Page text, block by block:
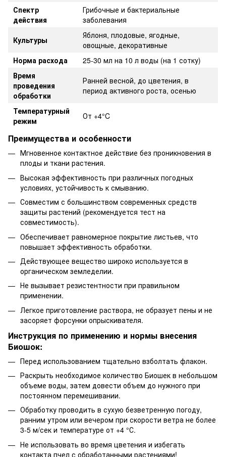
Спектр
действия
Грибочные и бактериальные
заболевания
Культуры
Яблоня, плодовые, ягодные,
овощные, декоративные
Норма расхода
25-30 мл на 10 л воды (на 1 сотку)
Время
проведения
обработки
Ранней весной, до цветения, в
период активного роста, осенью
Температурный
режим
От +4°C
Преимущества и особенности
Мгновенное контактное действие без проникновения в
плоды и ткани растения.
Высокая эффективность при различных погодных
условиях, устойчивость к смыванию.
Совместим с большинством современных средств
защиты растений (рекомендуется тест на
совместимость).
Обеспечивает равномерное покрытие листьев, что
повышает эффективность обработки.
Действующее вещество широко используется в
органическом земледелии.
Не вызывает резистентности при правильном
применении.
Легкое приготовление раствора, не образует пены и не
засоряет форсунки опрыскивателя.
Инструкция по применению и нормы внесения
Биошок:
Перед использованием тщательно взболтать флакон.
Раскрыть необходимое количество Биошек в небольшом
объеме воды, затем довести объем до нужного при
постоянном перемешивании.
Обработку проводить в сухую безветренную погоду,
ранним утром или вечером при скорости ветра не более
3-5 м/сек и температуре от +4 °С.
Не использовать во время цветения и избегать
контакта пчел с обработанными растениями!